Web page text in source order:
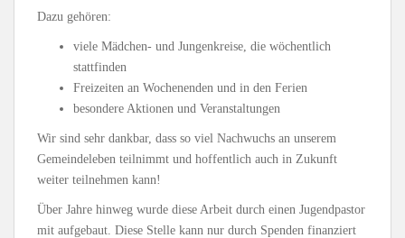
Dazu gehören:
viele Mädchen- und Jungenkreise, die wöchentlich
stattfinden
Freizeiten an Wochenenden und in den Ferien
besondere Aktionen und Veranstaltungen
Wir sind sehr dankbar, dass so viel Nachwuchs an unserem
Gemeindeleben teilnimmt und hoffentlich auch in Zukunft
weiter teilnehmen kann!
Über Jahre hinweg wurde diese Arbeit durch einen Jugendpastor
mit aufgebaut. Diese Stelle kann nur durch Spenden finanziert